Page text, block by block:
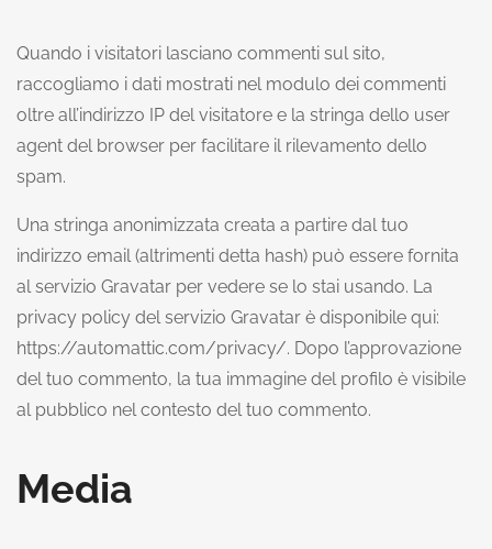
Quando i visitatori lasciano commenti sul sito,
raccogliamo i dati mostrati nel modulo dei commenti
oltre all’indirizzo IP del visitatore e la stringa dello user
agent del browser per facilitare il rilevamento dello
spam.
Una stringa anonimizzata creata a partire dal tuo
indirizzo email (altrimenti detta hash) può essere fornita
al servizio Gravatar per vedere se lo stai usando. La
privacy policy del servizio Gravatar è disponibile qui:
https://automattic.com/privacy/. Dopo l’approvazione
del tuo commento, la tua immagine del profilo è visibile
al pubblico nel contesto del tuo commento.
Media